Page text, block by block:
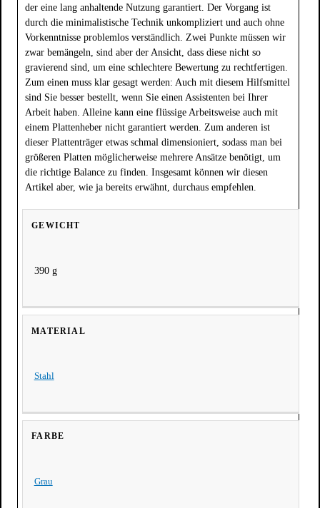
der eine lang anhaltende Nutzung garantiert. Der Vorgang ist
durch die minimalistische Technik unkompliziert und auch ohne
Vorkenntnisse problemlos verständlich. Zwei Punkte müssen wir
zwar bemängeln, sind aber der Ansicht, dass diese nicht so
gravierend sind, um eine schlechtere Bewertung zu rechtfertigen.
Zum einen muss klar gesagt werden: Auch mit diesem Hilfsmittel
sind Sie besser bestellt, wenn Sie einen Assistenten bei Ihrer
Arbeit haben. Alleine kann eine flüssige Arbeitsweise auch mit
einem Plattenheber nicht garantiert werden. Zum anderen ist
dieser Plattenträger etwas schmal dimensioniert, sodass man bei
größeren Platten möglicherweise mehrere Ansätze benötigt, um
die richtige Balance zu finden. Insgesamt können wir diesen
Artikel aber, wie ja bereits erwähnt, durchaus empfehlen.
GEWICHT
390 g
MATERIAL
Stahl
FARBE
Grau